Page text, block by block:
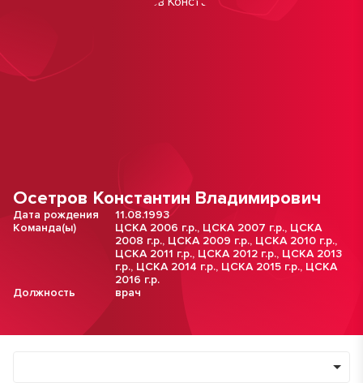
Осетров Константин Владимирович
Дата рождения
11.08.1993
Команда(ы)
ЦСКА 2006 г.р., ЦСКА 2007 г.р., ЦСКА
2008 г.р., ЦСКА 2009 г.р., ЦСКА 2010 г.р.,
ЦСКА 2011 г.р., ЦСКА 2012 г.р., ЦСКА 2013
г.р., ЦСКА 2014 г.р., ЦСКА 2015 г.р., ЦСКА
2016 г.р.
Должность
врач